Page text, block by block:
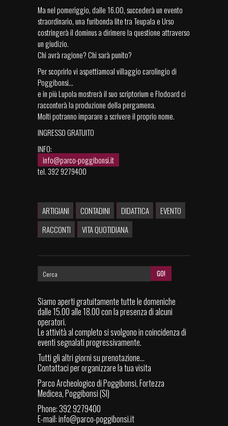
Ma nel pomeriggio, dalle 16.00, succederà un evento
straordinario, una furibonda lite tra Teupala e Urso
costringerà il dominus a dirimere la questione attraverso
un giudizio.
Chi avrà ragione? Chi sarà punito?
Per scoprirlo vi aspettiamoal villaggio carolingio di
Poggibonsi...
e in più Lupola mostrerà il suo scriptorium e Flodoard ci
racconterà la produzione della pergamena.
Molti potranno imparare a scrivere il proprio nome.
INGRESSO GRATUITO
INFO:
info@parco-poggibonsi.it
tel. 392 9279400
ARTIGIANI CONTADINI DIDATTICA
EVENTO
RACCONTI
VITA QUOTIDIANA
Siamo aperti gratuitamente tutte le domeniche
dalle 15.00 alle 18.00 con la presenza di alcuni
operatori.
Le attività al completo si svolgono in coincidenza di
eventi segnalati progressivamente.
Tutti gli altri giorni su prenotazione...
Contattaci per organizzare la tua visita
Parco Archeologico di Poggibonsi, Fortezza
Medicea, Poggibonsi (SI)
Phone: 392 9279400
E-mail:info@parco-poggibonsi.it